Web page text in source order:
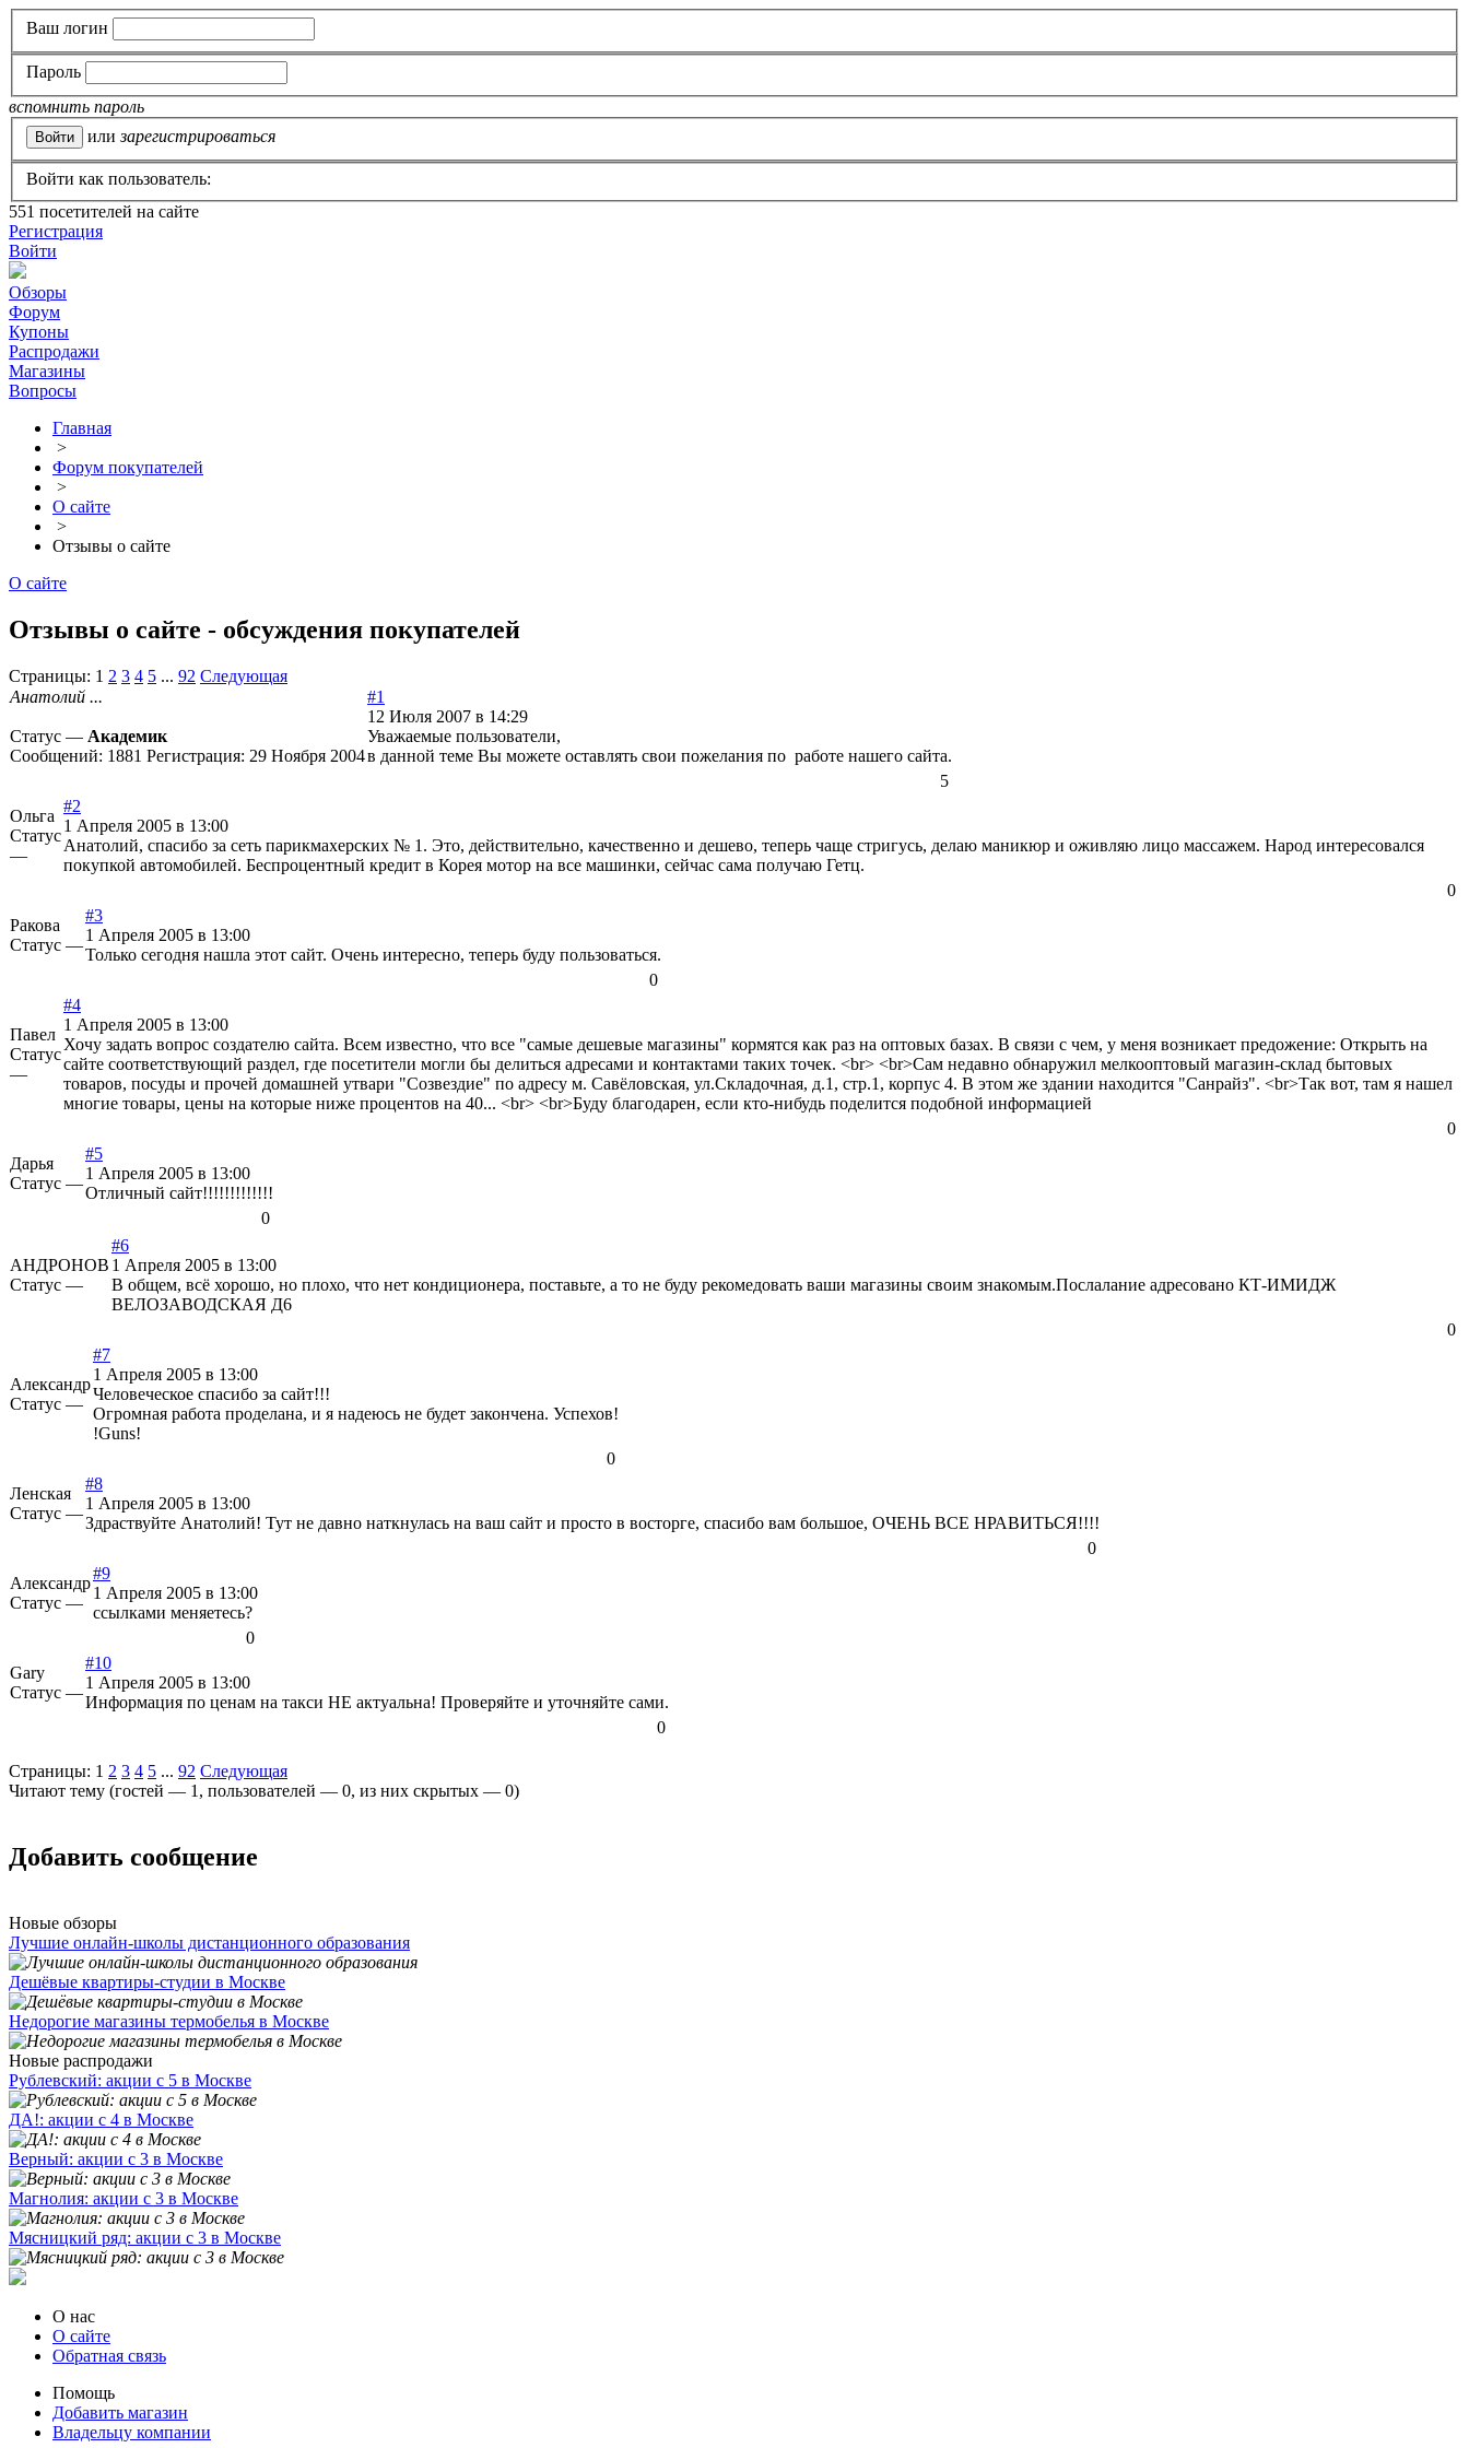
Ваш логин
Пароль
вспомнить пароль
или зарегистрироваться
Войти как пользователь:
551 посетителей на сайте
Регистрация
Войти
Обзоры
Форум
Купоны
Распродажи
Магазины
Вопросы
Главная
>
Форум покупателей
>
О сайте
>
Отзывы о сайте
О сайте
Отзывы о сайте - обсуждения покупателей
Страницы: 1 2 3 4 5 ... 92 Следующая
Анатолий ...
Статус — Академик
Сообщений: 1881 Регистрация: 29 Ноября 2004
#1
12 Июля 2007 в 14:29
Уважаемые пользователи,
в данной теме Вы можете оставлять свои пожелания по работе нашего сайта.
5
Ольга
Статус
—
#2
1 Апреля 2005 в 13:00
Анатолий, спасибо за сеть парикмахерских № 1. Это, действительно, качественно и дешево, теперь чаще стригусь, делаю маникюр и оживляю лицо массажем. Народ интересовался
покупкой автомобилей. Беспроцентный кредит в Корея мотор на все машинки, сейчас сама получаю Гетц.
0
Ракова
Статус —
#3
1 Апреля 2005 в 13:00
Только сегодня нашла этот сайт. Очень интересно, теперь буду пользоваться.
0
Павел
Статус
—
#4
1 Апреля 2005 в 13:00
Хочу задать вопрос создателю сайта. Всем известно, что все "самые дешевые магазины" кормятся как раз на оптовых базах. В связи с чем, у меня возникает предожение: Открыть на
сайте соответствующий раздел, где посетители могли бы делиться адресами и контактами таких точек. <br> <br>Сам недавно обнаружил мелкооптовый магазин-склад бытовых
товаров, посуды и прочей домашней утвари "Созвездие" по адресу м. Савёловская, ул.Складочная, д.1, стр.1, корпус 4. В этом же здании находится "Санрайз". <br>Так вот, там я нашел
многие товары, цены на которые ниже процентов на 40... <br> <br>Буду благодарен, если кто-нибудь поделится подобной информацией
0
Дарья
Статус —
#5
1 Апреля 2005 в 13:00
Отличный сайт!!!!!!!!!!!!!
0
АНДРОНОВ
Статус —
#6
1 Апреля 2005 в 13:00
В общем, всё хорошо, но плохо, что нет кондиционера, поставьте, а то не буду рекомедовать ваши магазины своим знакомым.Послалание адресовано КТ-ИМИДЖ
ВЕЛОЗАВОДСКАЯ Д6
0
Александр
Статус —
#7
1 Апреля 2005 в 13:00
Человеческое спасибо за сайт!!!
Огромная работа проделана, и я надеюсь не будет закончена. Успехов!
!Guns!
0
Ленская
Статус —
#8
1 Апреля 2005 в 13:00
Здраствуйте Анатолий! Тут не давно наткнулась на ваш сайт и просто в восторге, спасибо вам большое, ОЧЕНЬ ВСЕ НРАВИТЬСЯ!!!!
0
Александр
Статус —
#9
1 Апреля 2005 в 13:00
ссылками меняетесь?
0
Gary
Статус —
#10
1 Апреля 2005 в 13:00
Информация по ценам на такси НЕ актуальна! Проверяйте и уточняйте сами.
0
Страницы: 1 2 3 4 5 ... 92 Следующая
Читают тему (гостей — 1 , пользователей — 0, из них скрытых — 0)
Добавить сообщение
Новые обзоры
Лучшие онлайн-школы дистанционного образования
Дешёвые квартиры-студии в Москве
Недорогие магазины термобелья в Москве
Новые распродажи
Рублевский: акции с 5 в Москве
ДА!: акции с 4 в Москве
Верный: акции с 3 в Москве
Магнолия: акции с 3 в Москве
Мясницкий ряд: акции с 3 в Москве
О нас
О сайте
Обратная связь
Помощь
Добавить магазин
Владельцу компании